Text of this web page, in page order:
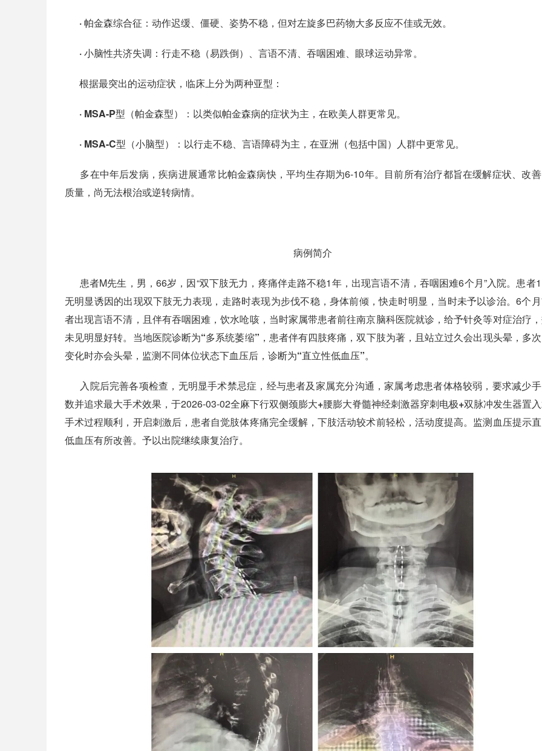
·帕金森综合征： 动作迟缓、僵硬、姿势不稳，但对左旋多巴药物大多反应不佳或无效。
·小脑性共济失调： 行走不稳（易跌倒）、言语不清、吞咽困难、眼球运动异常。
根据最突出的运动症状，临床上分为两种亚型：
· MSA-P型（帕金森型）： 以类似帕金森病的症状为主，在欧美人群更常见。
· MSA-C型（小脑型）： 以行走不稳、言语障碍为主，在亚洲（包括中国）人群中更常见。
多在中年后发病，疾病进展通常比帕金森病快，平均生存期为6-10年。目前所有治疗都旨在缓解症状、改善
质量，尚无法根治或逆转病情。
病例简介
患者M先生，男，66岁，因“双下肢无力，疼痛伴走路不稳1年，出现言语不清，吞咽困难6个月”入院。患者1
无明显诱因的出现双下肢无力表现，走路时表现为步伐不稳，身体前倾，快走时明显，当时未予以诊治。6个
者出现言语不清，且伴有吞咽困难，饮水呛咳，当时家属带患者前往南京脑科医院就诊，给予针灸等对症治疗
未见明显好转。当地医院诊断为“多系统萎缩” ，患者伴有四肢疼痛 ，双下肢为著，且站立过久会出现头晕，多次
变化时亦会头晕，监测不同体位状态下血压后，诊断为“直立性低血压”。
入院后完善各项检查，无明显手术禁忌症，经与患者及家属充分沟通，家属考虑患者体格较弱，要求减少手
数并追求最大手术效果，于2026-03-02全麻下行双侧颈膨大+腰膨大脊髓神经刺激器穿刺电极+双脉冲发生器置
手术过程顺利， 开启刺激后，患者自觉肢体疼痛完全缓解，下肢活动较术前轻松，活动度提高。监测血压提示直
低血压有所改善。 予以出院继续康复治疗。